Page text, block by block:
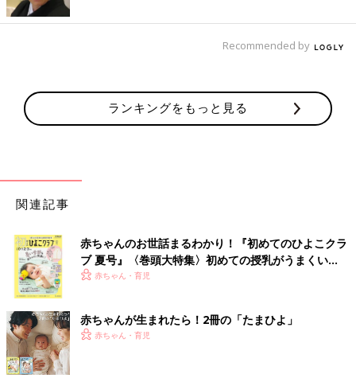
Recommended by
ランキングをもっと見る
関連記事
赤ちゃんのお世話まるわかり！『初めてのひよこクラ
ブ 夏号』〈巻頭大特集〉初めての授乳がうまくい
く！ おっぱい・ミルクの基本と夏のトラブル 解決テ
赤ちゃん・育児
赤ちゃんが生まれたら！2冊の「たまひよ」
赤ちゃん・育児